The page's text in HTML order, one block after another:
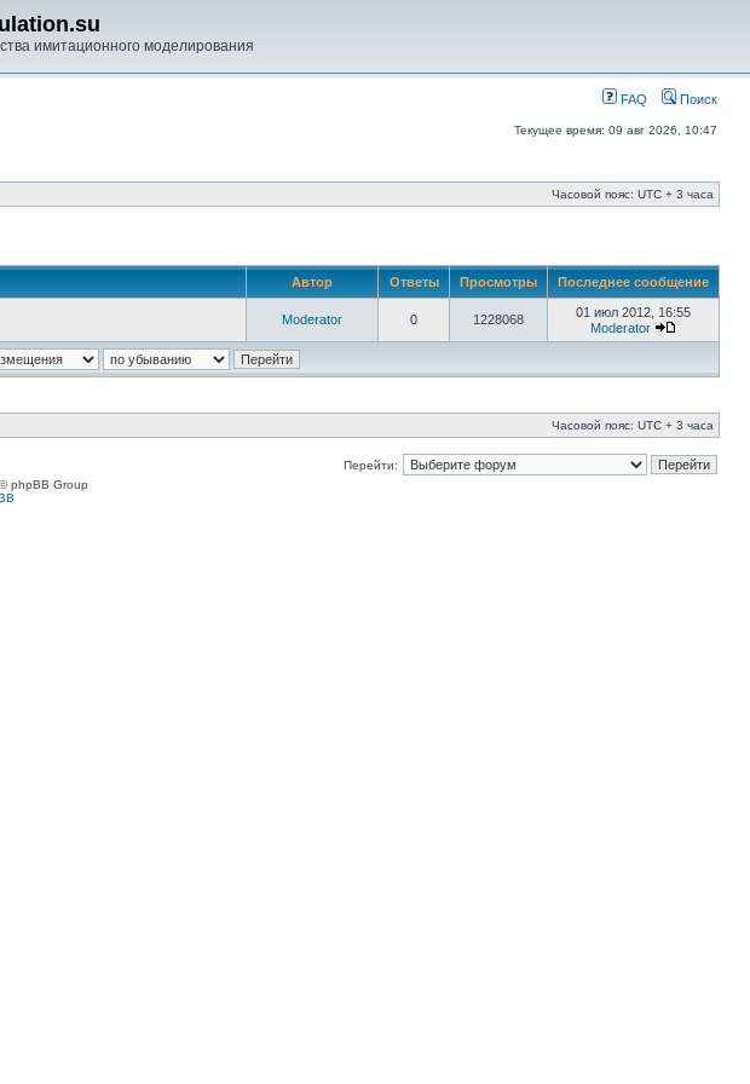
имитационного моделирования
FAQ Поиск
Текущее время: 09 авг 2026, 10:47
Часовой пояс: UTC + 3 часа
Автор Ответы Просмотры Последнее сообщение
Moderator 0 1228068
01 июл 2012, 16:55
Moderator
Часовой пояс: UTC + 3 часа
Перейти:
phpBB Group